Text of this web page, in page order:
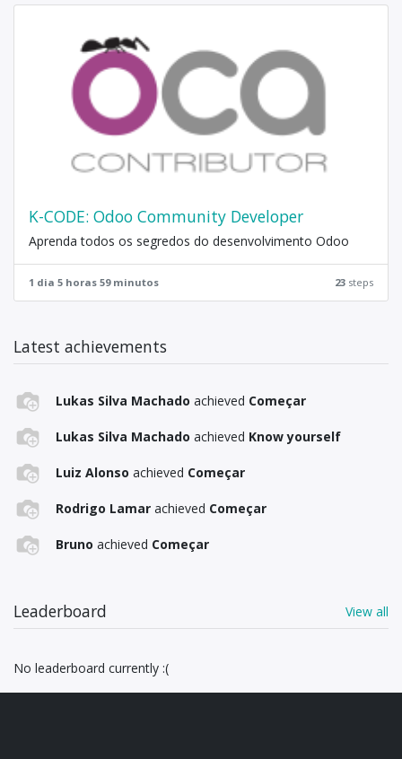
Latest achievements
Lukas Silva Machado achieved Começar
Lukas Silva Machado achieved Know yourself
Luiz Alonso achieved Começar
Rodrigo Lamar achieved Começar
Bruno achieved Começar
View all
Leaderboard
No leaderboard currently :(
K-CODE: Odoo Community Developer
Aprenda todos os segredos do desenvolvimento Odoo
1 dia 5 horas 59 minutos 23 steps